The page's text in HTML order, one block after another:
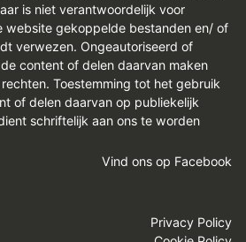
is niet verantwoordelijk voor
website gekoppelde bestanden en/ of
verwezen. Ongeautoriseerd of
content of delen daarvan maken
Toestemming tot het gebruik
of delen daarvan op publiekelijk
schriftelijk aan ons te worden
Vind ons op Facebook
Privacy Policy